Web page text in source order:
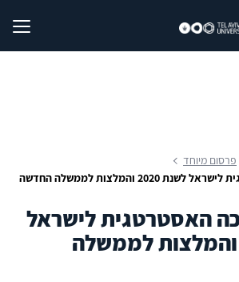
פרסום מיוחד
והמלצות לממשלה החדשה
האסטרטגית לישראל
לשנת 2020 והמלצות לממשלה